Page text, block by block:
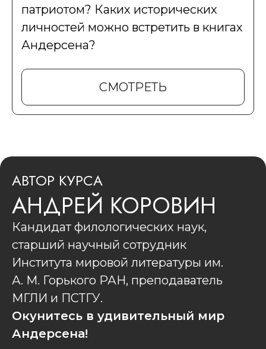
патриотом? Каких исторических
личностей можно встретить в книгах
Андерсена?
СМОТРЕТЬ
АВТОР КУРСА
АНДРЕЙ КОРОВИН
Кандидат филологических наук,
старший научный сотрудник
Института мировой литературы им.
А. М. Горького РАН, преподаватель
МГЛИ и ПСТГУ.
Окунитесь в удивительный мир
Андерсена!